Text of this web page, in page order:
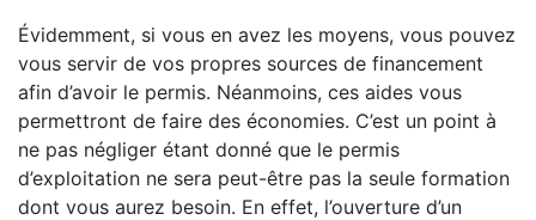
Évidemment, si vous en avez les moyens, vous pouvez
vous servir de vos propres sources de financement
afin d’avoir le permis. Néanmoins, ces aides vous
permettront de faire des économies. C’est un point à
ne pas négliger étant donné que le permis
d’exploitation ne sera peut-être pas la seule formation
dont vous aurez besoin. En effet, l’ouverture d’un